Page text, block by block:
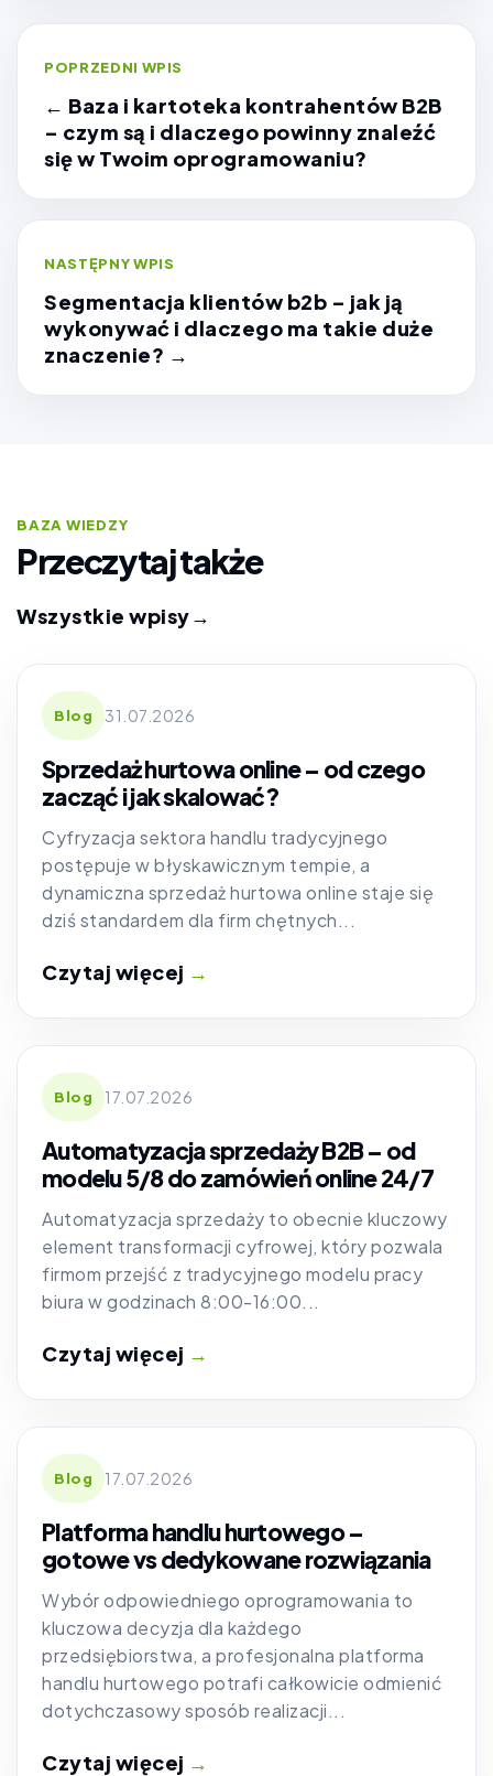
POPRZEDNI WPIS
← Baza i kartoteka kontrahentów B2B
– czym są i dlaczego powinny znaleźć
się w Twoim oprogramowaniu?
NASTĘPNY WPIS
Segmentacja klientów b2b – jak ją
wykonywać i dlaczego ma takie duże
znaczenie? →
BAZA WIEDZY
Przeczytaj także
Wszystkie wpisy→
Blog 31.07.2026
Sprzedaż hurtowa online – od czego
zacząć i jak skalować?
Cyfryzacja sektora handlu tradycyjnego
postępuje w błyskawicznym tempie, a
dynamiczna sprzedaż hurtowa online staje się
dziś standardem dla firm chętnych...
Czytaj więcej →
Blog 17.07.2026
Automatyzacja sprzedaży B2B – od
modelu 5/8 do zamówień online 24/7
Automatyzacja sprzedaży to obecnie kluczowy
element transformacji cyfrowej, który pozwala
firmom przejść z tradycyjnego modelu pracy
biura w godzinach 8:00-16:00...
Czytaj więcej →
Blog 17.07.2026
Platforma handlu hurtowego –
gotowe vs dedykowane rozwiązania
Wybór odpowiedniego oprogramowania to
kluczowa decyzja dla każdego
przedsiębiorstwa, a profesjonalna platforma
handlu hurtowego potrafi całkowicie odmienić
dotychczasowy sposób realizacji...
Czytaj więcej →